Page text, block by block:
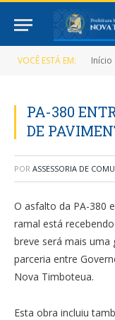
VOCÊ ESTÁ EM: Início
PA-380
DE
POR ASSESSORIA DE
O asfalto da PA-380
ramal está
breve será mais uma
parceria entre
Nova Timboteua.
Esta obra incluiu